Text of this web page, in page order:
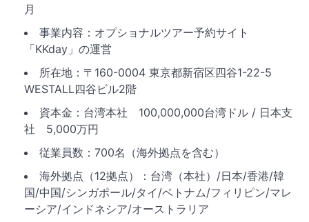
月
事業内容：オプショナルツアー予約サイト
「KKday」の運営
所在地：〒160-0004 東京都新宿区四谷1-22-5
WESTALL四谷ビル2階
資本金：台湾本社 100,000,000台湾ドル / 日本支
社 5,000万円
従業員数：700名（海外拠点を含む）
海外拠点（12拠点）：台湾（本社）/日本/香港/韓
国/中国/シンガポール/タイ/ベトナム/フィリピン/マレ
ーシア/インドネシア/オーストラリア